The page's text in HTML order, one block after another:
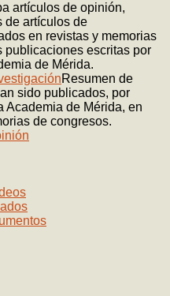
artículos de opinión,
de artículos de
en revistas y memorias
publicaciones escritas por
de Mérida.
Resumen de
sido publicados, por
Academia de Mérida, en
de congresos.